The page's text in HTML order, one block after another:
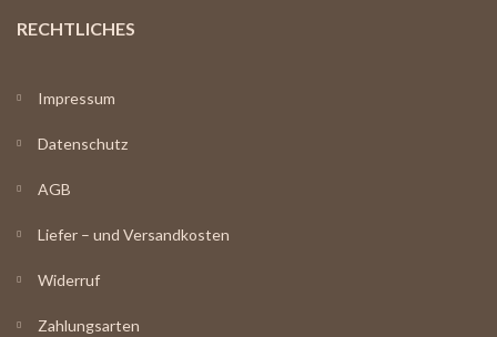
RECHTLICHES
Impressum
Datenschutz
AGB
Liefer – und Versandkosten
Widerruf
Zahlungsarten